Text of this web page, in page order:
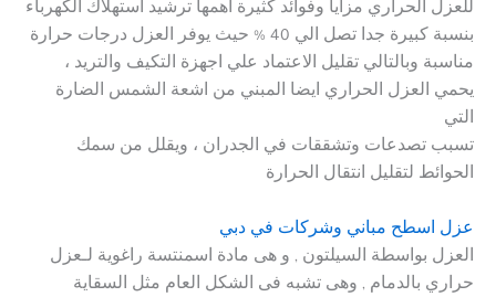
للعزل الحراري مزايا وفوائد كثيرة اهمها ترشيد استهلاك الكهرباء
بنسبة كبيرة جدا تصل الي 40 % حيث يوفر العزل درجات حرارة
مناسبة وبالتالي تقليل الاعتماد علي اجهزة التكيف والتريد ،
يحمي العزل الحراري ايضا المبني من اشعة الشمس الضارة
التي
تسبب تصدعات وتشققات في الجدران ، ويقلل من سمك
الحوائط لتقليل انتقال الحرارة
عزل اسطح مباني وشركات في دبي
العزل بواسطة السيلتون , و هى مادة اسمنتسة راغوية لـعزل
حراري بالدمام , وهى تشبه فى الشكل العام مثل السقاية